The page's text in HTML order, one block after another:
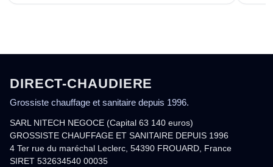
DIRECT-CHAUDIERE
Grossiste chauffage et sanitaire depuis 1996.
SARL NITECH NEGOCE (Capital 63 140 euros)
GROSSISTE CHAUFFAGE ET SANITAIRE DEPUIS 1996
4 Ter rue du maréchal Leclerc, 54390 FROUARD, France
SIRET 532634540 00035